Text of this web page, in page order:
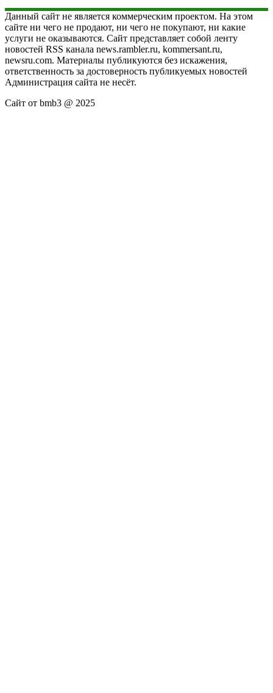
Данный сайт не является коммерческим проектом. На этом
сайте ни чего не продают, ни чего не покупают, ни какие
услуги не оказываются. Сайт представляет собой ленту
новостей RSS канала news.rambler.ru, kommersant.ru,
newsru.com. Материалы публикуются без искажения,
ответственность за достоверность публикуемых новостей
Администрация сайта не несёт.
Сайт от bmb3 @ 2025